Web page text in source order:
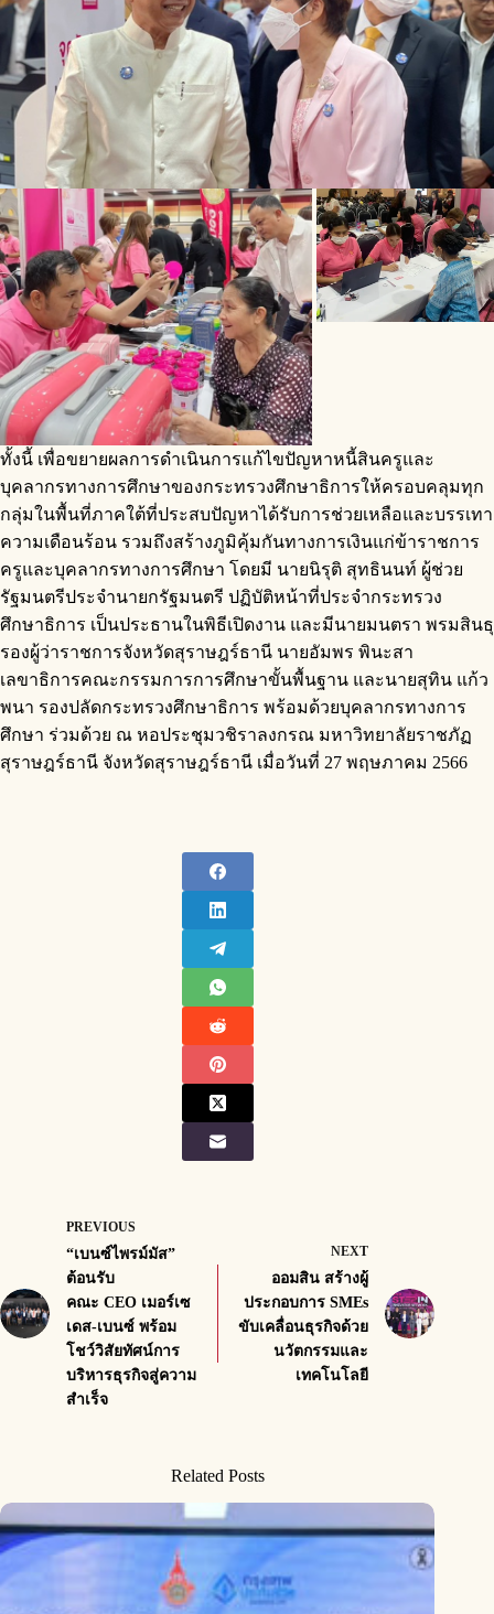
ทั้งนี้ เพื่อขยายผลการดำเนินการแก้ไขปัญหาหนี้สินครูและ
บุคลากรทางการศึกษาของกระทรวงศึกษาธิการให้ครอบคลุมทุก
กลุ่มในพื้นที่ภาคใต้ที่ประสบปัญหาได้รับการช่วยเหลือและบรรเทา
ความเดือนร้อน รวมถึงสร้างภูมิคุ้มกันทางการเงินแก่ข้าราชการ
ครูและบุคลากรทางการศึกษา โดยมี นายนิรุติ สุทธินนท์ ผู้ช่วย
รัฐมนตรีประจำนายกรัฐมนตรี ปฏิบัติหน้าที่ประจำกระทรวง
ศึกษาธิการ เป็นประธานในพิธีเปิดงาน และมีนายมนตรา พรมสินธุ
รองผู้ว่าราชการจังหวัดสุราษฎร์ธานี นายอัมพร พินะสา
เลขาธิการคณะกรรมการการศึกษาขั้นพื้นฐาน และนายสุทิน แก้ว
พนา รองปลัดกระทรวงศึกษาธิการ พร้อมด้วยบุคลากรทางการ
ศึกษา ร่วมด้วย ณ หอประชุมวชิราลงกรณ มหาวิทยาลัยราชภัฏ
สุราษฎร์ธานี จังหวัดสุราษฎร์ธานี เมื่อวันที่ 27 พฤษภาคม 2566
PREVIOUS
“เบนซ์ไพรม์มัส”
ต้อนรับ
คณะ CEO เมอร์เซ
เดส-เบนซ์ พร้อม
โชว์วิสัยทัศน์การ
บริหารธุรกิจสู่ความ
สำเร็จ
NEXT
ออมสิน สร้างผู้
ประกอบการ SMEs
ขับเคลื่อนธุรกิจด้วย
นวัตกรรมและ
เทคโนโลยี
Related Posts